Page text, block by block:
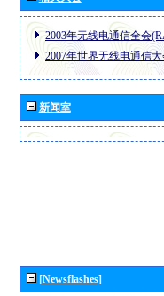
2003年无线电通信全会
2007年世界无线电通信
新闻室
[Newsflashes]